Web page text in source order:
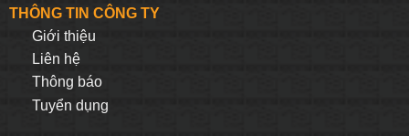
THÔNG TIN CÔNG TY
Giới thiệu
Liên hệ
Thông báo
Tuyển dụng